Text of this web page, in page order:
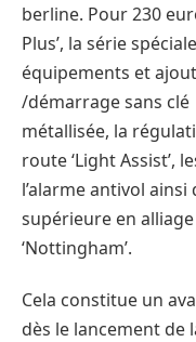
berline. Pour 230
Plus’, la série
équipements et
/démarrage sans clé
métallisée, la
route ‘Light Assist’,
l’alarme antivol
supérieure en alliage
‘Nottingham’.
Cela constitue un
dès le lancement de